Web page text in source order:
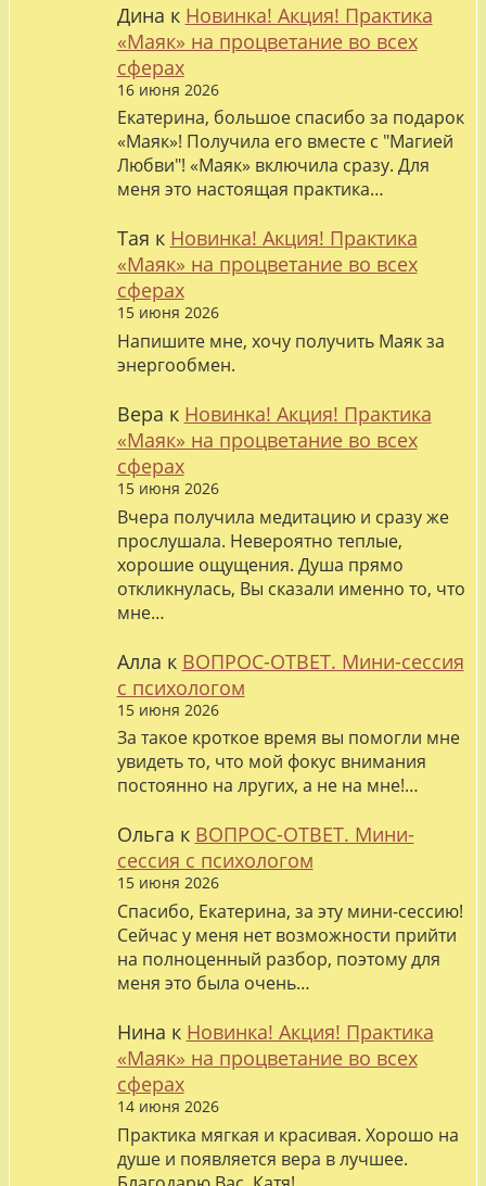
Дина к Новинка! Акция! Практика
«Маяк» на процветание во всех
сферах
16 июня 2026
Екатерина, большое спасибо за подарок
«Маяк»! Получила его вместе с "Магией
Любви"! «Маяк» включила сразу. Для
меня это настоящая практика…
Тая к Новинка! Акция! Практика
«Маяк» на процветание во всех
сферах
15 июня 2026
Напишите мне, хочу получить Маяк за
энергообмен.
Вера к Новинка! Акция! Практика
«Маяк» на процветание во всех
сферах
15 июня 2026
Вчера получила медитацию и сразу же
прослушала. Невероятно теплые,
хорошие ощущения. Душа прямо
откликнулась, Вы сказали именно то, что
мне…
Алла к ВОПРОС-ОТВЕТ. Мини-сессия
с психологом
15 июня 2026
За такое кроткое время вы помогли мне
увидеть то, что мой фокус внимания
постоянно на лругих, а не на мне!…
Ольга к ВОПРОС-ОТВЕТ. Мини-
сессия с психологом
15 июня 2026
Спасибо, Екатерина, за эту мини-сессию!
Сейчас у меня нет возможности прийти
на полноценный разбор, поэтому для
меня это была очень…
Нина к Новинка! Акция! Практика
«Маяк» на процветание во всех
сферах
14 июня 2026
Практика мягкая и красивая. Хорошо на
душе и появляется вера в лучшее.